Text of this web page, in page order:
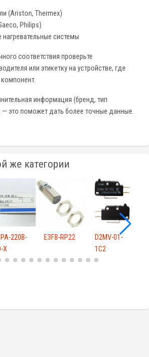
(Ariston, Thermex)
Philips)
системы
соответствия проверьте
или этикетку на устройстве, где
информация (бренд, тип
— это поможет дать более точные данные.
же категории
220B-
X
E3FB-RP22
D2MV-01-
1C2